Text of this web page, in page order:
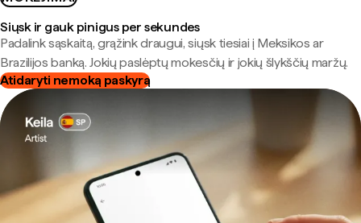
Siųsk ir gauk pinigus per sekundes
Padalink sąskaitą, grąžink draugui, siųsk tiesiai į Meksikos ar
Brazilijos banką. Jokių paslėptų mokesčių ir jokių šlykščių maržų.
Atidaryti nemoką paskyrą